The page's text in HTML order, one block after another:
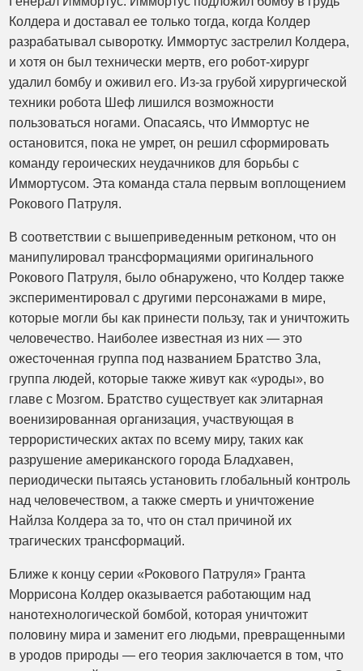
Колдера и доставал ее только тогда, когда Колдер
разрабатывал сыворотку. Иммортус застрелил Колдера,
и хотя он был технически мертв, его робот-хирург
удалил бомбу и оживил его. Из-за грубой хирургической
техники робота Шеф лишился возможности
пользоваться ногами. Опасаясь, что Иммортус не
остановится, пока не умрет, он решил сформировать
команду героических неудачников для борьбы с
Иммортусом. Эта команда стала первым воплощением
Рокового Патруля.
В соответствии с вышеприведенным ретконом, что он
манипулировал трансформациями оригинального
Рокового Патруля, было обнаружено, что Колдер также
экспериментировал с другими персонажами в мире,
которые могли бы как принести пользу, так и уничтожить
человечество. Наиболее известная из них — это
ожесточенная группа под названием Братство Зла,
группа людей, которые также живут как «уроды», во
главе с Мозгом. Братство существует как элитарная
военизированная организация, участвующая в
террористических актах по всему миру, таких как
разрушение американского города Бладхавен,
периодически пытаясь установить глобальный контроль
над человечеством, а также смерть и уничтожение
Найлза Колдера за то, что он стал причиной их
трагических трансформаций.
Ближе к концу серии «Рокового Патруля» Гранта
Моррисона Колдер оказывается работающим над
нанотехнологической бомбой, которая уничтожит
половину мира и заменит его людьми, превращенными
в уродов природы — его теория заключается в том, что